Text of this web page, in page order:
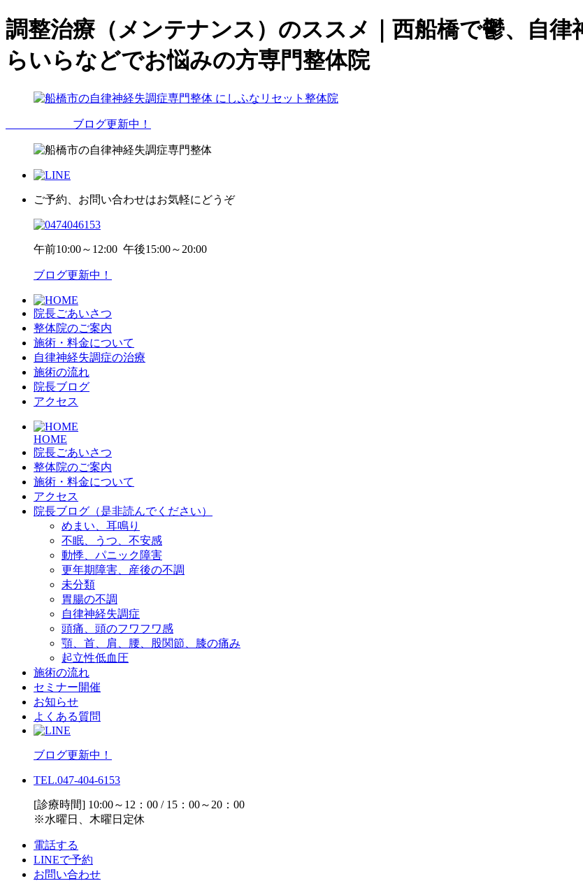
調整治療（メンテナンス）のススメ｜西船橋で鬱、自
らいらなどでお悩みの方専門整体院
ブログ更新中！
ご予約、お問い合わせはお気軽にどうぞ
午前10:00～12:00 午後15:00～20:00
ブログ更新中！
院長ごあいさつ
整体院のご案内
施術・料金について
自律神経失調症の治療
施術の流れ
院長ブログ
アクセス
HOME
院長ごあいさつ
整体院のご案内
施術・料金について
アクセス
院長ブログ（是非読んでください）
めまい、耳鳴り
不眠、うつ、不安感
動悸、パニック障害
更年期障害、産後の不調
未分類
胃腸の不調
自律神経失調症
頭痛、頭のフワフワ感
顎、首、肩、腰、股関節、膝の痛み
起立性低血圧
施術の流れ
セミナー開催
お知らせ
よくある質問
ブログ更新中！
TEL.047-404-6153
[診療時間] 10:00～12：00 / 15：00～20：00
※水曜日、木曜日定休
電話する
LINEで予約
お問い合わせ